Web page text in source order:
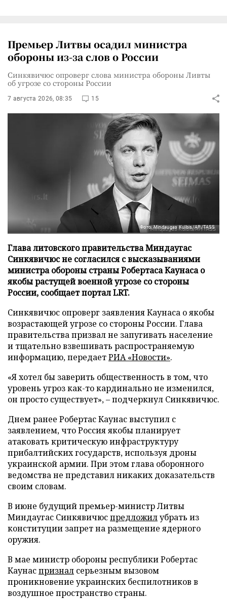
Премьер Литвы осадил министра
обороны из-за слов о России
Синкявичюс опроверг слова министра обороны Ливты
об угрозе со стороны России
7 августа 2026, 08:35 15
Фото: Mindaugas Kulbis/AP/TASS
Глава литовского правительства Миндаугас
Синкявичюс не согласился с высказываниями
министра обороны страны Робертаса Каунаса о
якобы растущей военной угрозе со стороны
России, сообщает портал LRT.
Синкявичюс опроверг заявления Каунаса о якобы
возрастающей угрозе со стороны России. Глава
правительства призвал не запугивать население
и тщательно взвешивать распространяемую
информацию, передаетРИА «Новости».
«Я хотел бы заверить общественность в том, что
уровень угроз как-то кардинально не изменился,
он просто существует», – подчеркнул Синкявичюс.
Днем ранее Робертас Каунас выступил с
заявлением, что Россия якобы планирует
атаковать критическую инфраструктуру
прибалтийских государств, используя дроны
украинской армии. При этом глава оборонного
ведомства не представил никаких доказательств
своим словам.
В июне будущий премьер-министр Литвы
Миндаугас Синкявичюспредложилубрать из
конституции запрет на размещение ядерного
оружия.
В мае министр обороны республики Робертас
Каунаспризнал серьезным вызовом
проникновение украинских беспилотников в
воздушное пространство страны.